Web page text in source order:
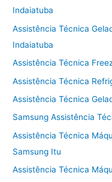
Indaiatuba
Assistência Técnica
Indaiatuba
Assistência Técnica
Assistência Técnica
Assistência Técnica
Samsung Assistência
Assistência Técnica
Samsung Itu
Assistência Técnica